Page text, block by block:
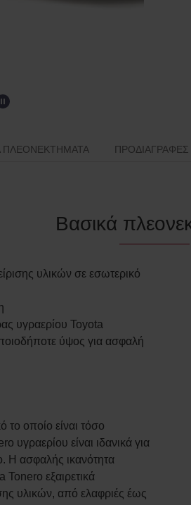
ΠΛΕΟΝΕΚΤΉΜΑΤΑ ΠΡΟΔΙΑΓΡΑΦΈΣ
Βασικά
υλικών σε εσωτερικό
υγραερίου Toyota
ύψος για ασφαλή
οποίο είναι τόσο
υγραερίου είναι ιδανικά για
Η ασφαλής ικανότητα
Tonero εξαιρετικά
υλικών, από ελαφριές έως